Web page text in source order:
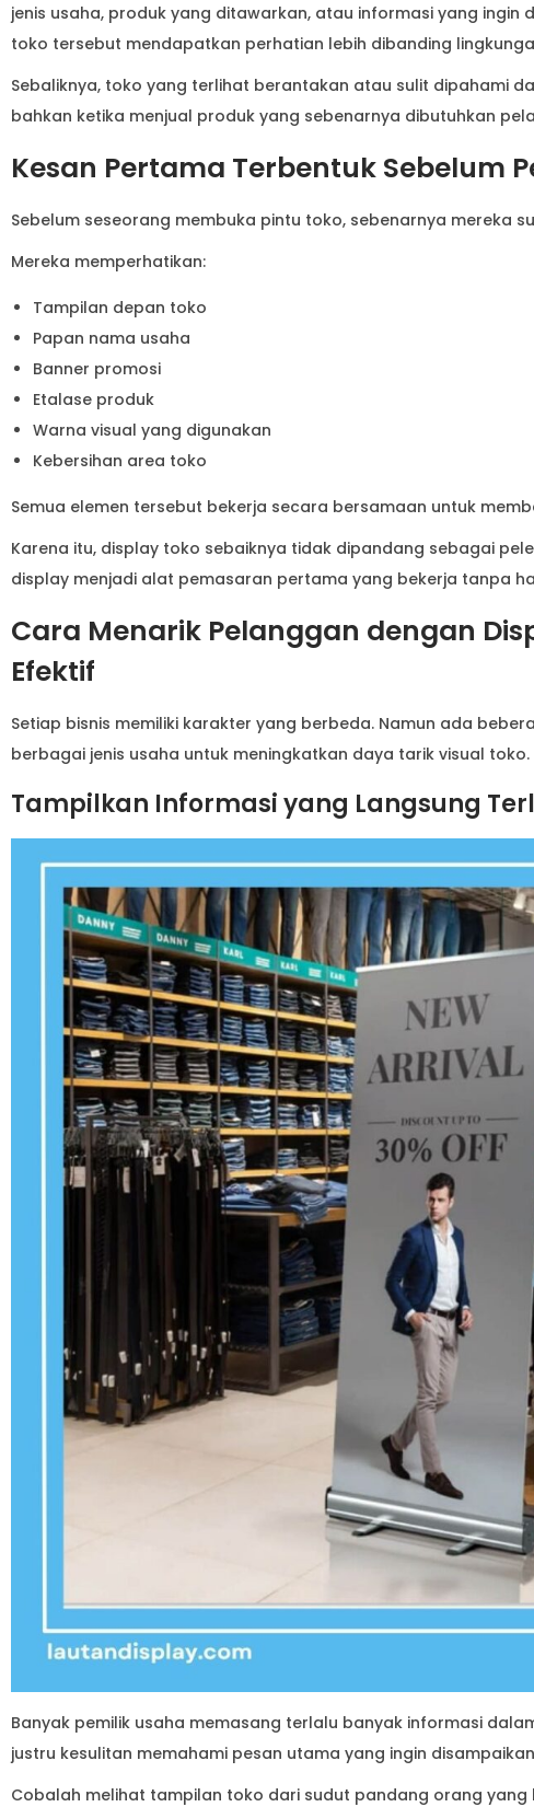
jenis usaha, produk yang ditawarkan, atau informasi yang ingin
toko tersebut mendapatkan perhatian lebih dibanding
Sebaliknya, toko yang terlihat berantakan atau sulit dipahami
bahkan ketika menjual produk yang sebenarnya dibutuhkan
Kesan Pertama Terbentuk Sebelum
Sebelum seseorang membuka pintu toko, sebenarnya mereka
Mereka memperhatikan:
Tampilan depan toko
Papan nama usaha
Banner promosi
Etalase produk
Warna visual yang digunakan
Kebersihan area toko
Semua elemen tersebut bekerja secara bersamaan untuk
Karena itu, display toko sebaiknya tidak dipandang sebagai
display menjadi alat pemasaran pertama yang bekerja tanpa
Cara Menarik Pelanggan dengan
Efektif
Setiap bisnis memiliki karakter yang berbeda. Namun ada
berbagai jenis usaha untuk meningkatkan daya tarik visual toko.
Tampilkan Informasi yang Langsung
Banyak pemilik usaha memasang terlalu banyak informasi
justru kesulitan memahami pesan utama yang ingin
Cobalah melihat tampilan toko dari sudut pandang orang